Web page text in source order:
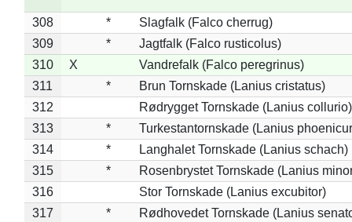
308 *
Slagfalk (Falco cherrug)
309
*
Jagtfalk (Falco rusticolus)
310
X
Vandrefalk (Falco peregrinus)
311
*
Brun Tornskade (Lanius cristatus)
312
Rødrygget Tornskade (Lanius collurio)
313
*
Turkestantornskade (Lanius
314
*
Langhalet Tornskade (Lanius schach)
315
*
Rosenbrystet Tornskade (Lanius
316
Stor Tornskade (Lanius excubitor)
317
*
Rødhovedet Tornskade (Lanius